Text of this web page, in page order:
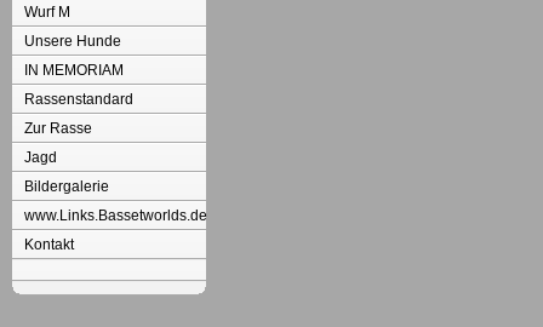
Wurf M
Unsere Hunde
IN MEMORIAM
Rassenstandard
Zur Rasse
Jagd
Bildergalerie
www.Links.Bassetworlds.de
Kontakt